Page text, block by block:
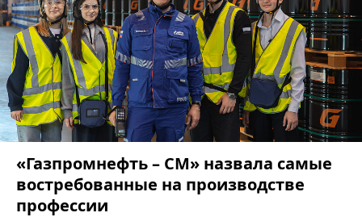
«Газпромнефть – СМ» назвала самые
востребованные на производстве
профессии